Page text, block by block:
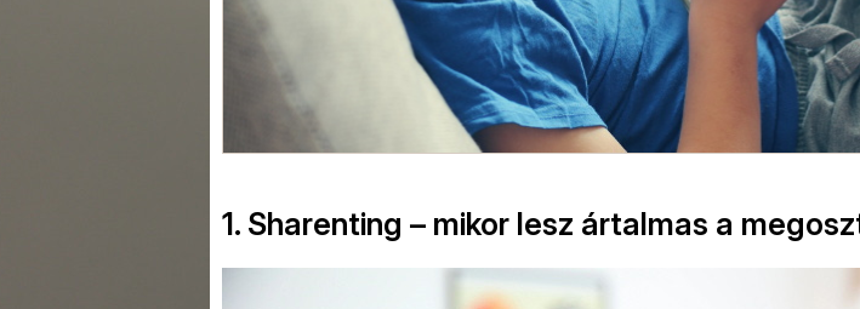
1. Sharenting – mikor lesz ártalmas a